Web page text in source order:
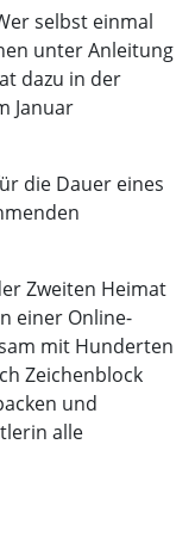
selbst einmal
unter Anleitung
dazu in der
Januar
die Dauer eines
Zweiten Heimat
einer Online-
mit Hunderten
Zeichenblock
und
alle